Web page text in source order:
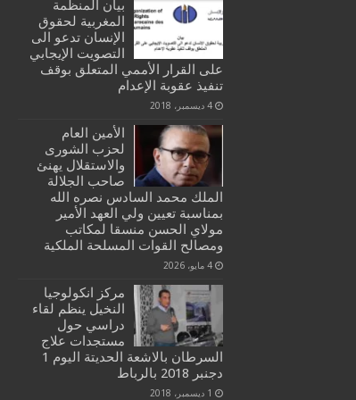
بيان المنظمة
المغربية لحقوق
الإنسان تدعو الى
التصويت الإيجابي
على القرار الأممي المتعلق بوقف
تنفيذ عقوبة الإعدام
4 ديسمبر، 2018
الأمين العام
لحزب الشورى
والاستقلال يهنئ
صاحب الجلالة
الملك محمد السادس نصره الله
بمناسبة تعيين ولي العهد الأمير
مولاي الحسن منسقا لمكاتب
ومصالح القوات المسلحة الملكية
4 مايو، 2026
مركز انكولوجيا
النخيل ينظم لقاء
دراسي حول
مستجدات علاج
السرطان بالاشعة الحديتة اليوم 1
دجنبر 2018 بالرباط
1 ديسمبر، 2018